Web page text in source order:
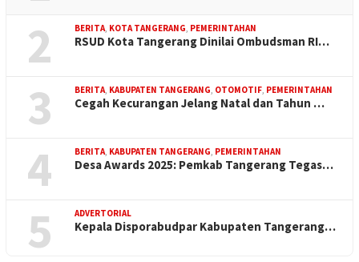
2 BERITA, KOTA TANGERANG, PEMERINTAHAN
RSUD Kota Tangerang Dinilai Ombudsman RI…
3 BERITA, KABUPATEN TANGERANG, OTOMOTIF, PEMERINTAHAN
Cegah Kecurangan Jelang Natal dan Tahun …
4 BERITA, KABUPATEN TANGERANG, PEMERINTAHAN
Desa Awards 2025: Pemkab Tangerang Tegas…
5 ADVERTORIAL
Kepala Disporabudpar Kabupaten Tangerang…